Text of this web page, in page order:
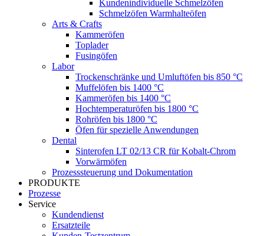
Kundenindividuelle Schmelzöfen
Schmelzöfen Warmhalteöfen
Arts & Crafts
Kammeröfen
Toplader
Fusingöfen
Labor
Trockenschränke und Umluftöfen bis 850 °C
Muffelöfen bis 1400 °C
Kammeröfen bis 1400 °C
Hochtemperaturöfen bis 1800 °C
Rohröfen bis 1800 °C
Öfen für spezielle Anwendungen
Dental
Sinterofen LT 02/13 CR für Kobalt-Chrom
Vorwärmöfen
Prozesssteuerung und Dokumentation
PRODUKTE
Prozesse
Service
Kundendienst
Ersatzteile